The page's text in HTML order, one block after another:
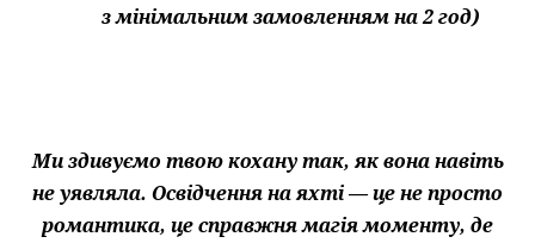
з мінімальним замовленням на 2 год)
Ми здивуємо твою кохану так, як вона навіть
не уявляла. Освідчення на яхті — це не просто
романтика, це справжня магія моменту, де